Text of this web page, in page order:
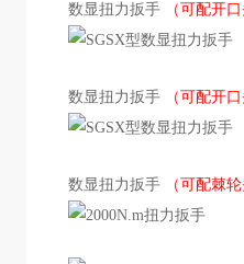
数显扭力扳手 （可配开
数显扭力扳手 （可配开
数显扭力扳手 （可配棘